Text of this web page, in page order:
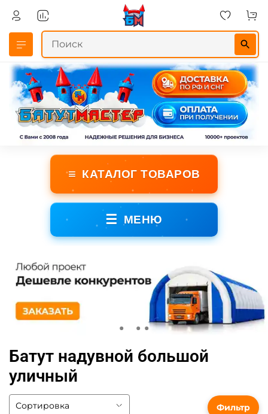
≡ КАТАЛОГ ТОВАРОВ
☰ МЕНЮ
Батут надувной большой
уличный
Фильтр